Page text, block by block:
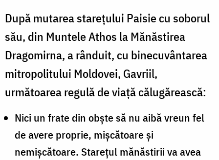
După mutarea stareţului Paisie cu soborul
său, din Muntele Athos la Mănăstirea
Dragomirna, a rânduit, cu binecuvântarea
mitropolitului Moldovei, Gavriil,
următoarea regulă de viaţă călugărească:
Nici un frate din obşte să nu aibă vreun fel
de avere proprie, mişcătoare şi
nemişcătoare. Stareţul mănăstirii va avea